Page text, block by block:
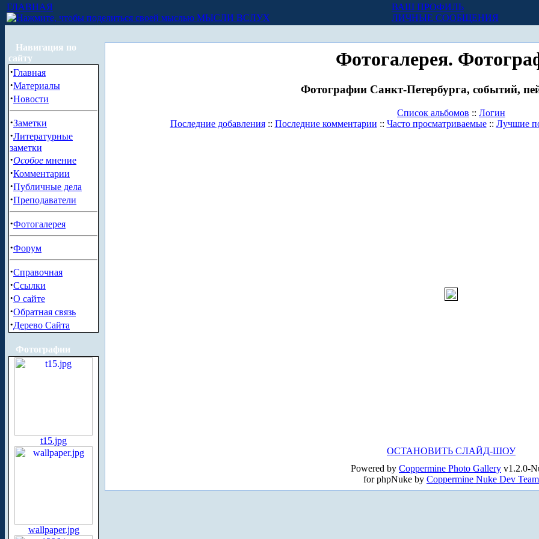
ГЛАВНАЯ
МЫСЛИ ВСЛУХ
ВАШ ПРОФИЛЬ
ЛИЧНЫЕ СООБЩЕНИЯ
Навигация по
сайту
·Главная
·Материалы
·Новости
·Заметки
·Литературные
заметки
·Особое мнение
·Комментарии
·Публичные дела
·Преподаватели
·Фотогалерея
·Форум
·Справочная
·Ссылки
·О сайте
·Обратная связь
·Дерево Сайта
Фотографии
t15.jpg
wallpaper.jpg
Фотогалерея.
Фотографии Санкт-Петербурга, событий,
Список альбомов :: Логин
Последние добавления:: Последние комментарии :: Часто просматриваемые:: Лучшие
ОСТАНОВИТЬ СЛАЙД-ШОУ
Powered by Coppermine Photo Gallery v1.2.0-
for phpNuke by Coppermine Nuke Dev Team